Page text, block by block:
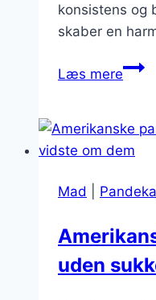
konsistens og
skaber en
Læs mere
Mad
uden